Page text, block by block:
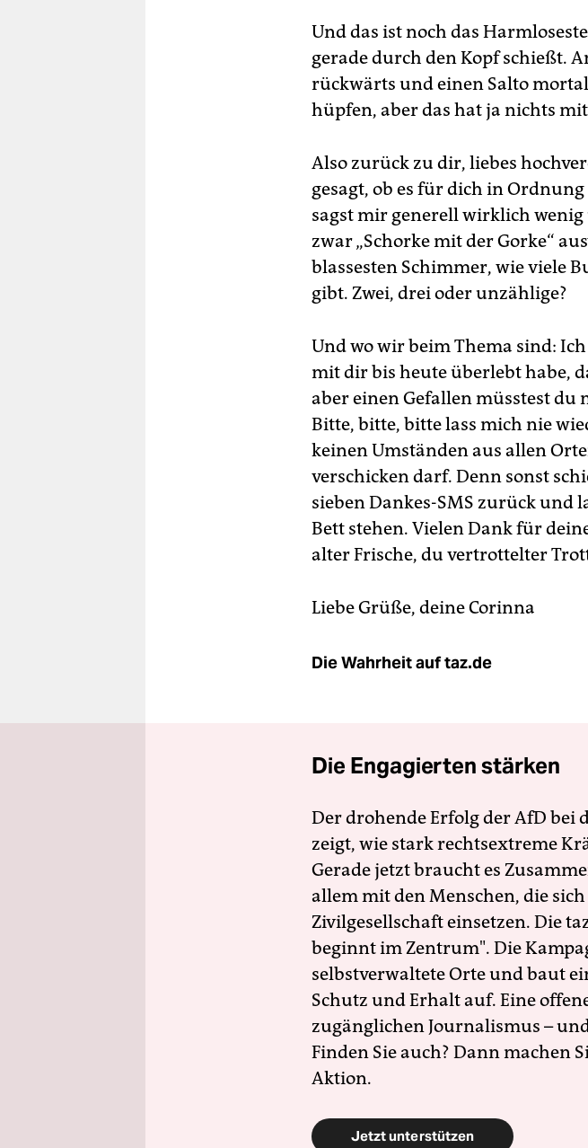
Und das ist noch das
gerade durch den Kopf schießt.
rückwärts und einen Salto
hüpfen, aber das hat ja nichts
Also zurück zu dir, liebes
gesagt, ob es für dich in
sagst mir generell wirklich
zwar „Schorke mit der Gorke“
blassesten Schimmer, wie viele
gibt. Zwei, drei oder unzählige?
Und wo wir beim Thema sind:
mit dir bis heute überlebt habe,
aber einen Gefallen müsstest du
Bitte, bitte, bitte lass mich nie
keinen Umständen aus allen
verschicken darf. Denn sonst
sieben Dankes-SMS zurück und
Bett stehen. Vielen Dank für
alter Frische, du vertrottelter
Liebe Grüße, deine Corinna
Die Wahrheit auf taz.de
Die Engagierten stärken
Der drohende Erfolg der AfD bei
zeigt, wie stark rechtsextreme
Gerade jetzt braucht es
allem mit den Menschen, die
Zivilgesellschaft einsetzen. Die
beginnt im Zentrum". Die
selbstverwaltete Orte und baut
Schutz und Erhalt auf. Eine
zugänglichen Journalismus –
Finden Sie auch? Dann machen
Aktion.
Jetzt unterstützen